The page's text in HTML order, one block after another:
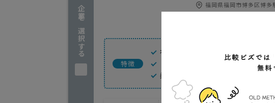
企業を選択する 福岡県福岡市博多区博
特徴
社内完結で一気通貫の開発体制
リモートで全国対応可能
柔軟でスピーディーな対応